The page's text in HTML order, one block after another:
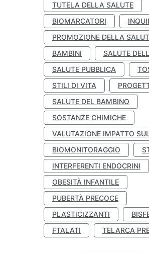
TUTELA DELLA SALUTE
BIOMARCATORI
PROMOZIONE DELLA
BAMBINI
SALUTE
SALUTE PUBBLICA
STILI DI VITA
SALUTE DEL BAMBINO
SOSTANZE CHIMICHE
VALUTAZIONE IMPATTO
BIOMONITORAGGIO
INTERFERENTI ENDOCRINI
OBESITÀ INFANTILE
PUBERTÀ PRECOCE
PLASTICIZZANTI
FTALATI
TELARCA